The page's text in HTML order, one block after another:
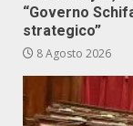
“Governo
strategico”
8 Agosto 2026